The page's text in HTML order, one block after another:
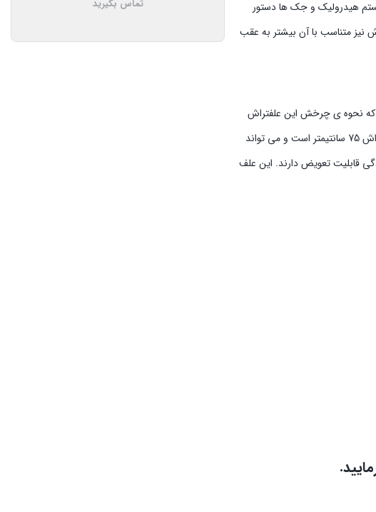
هیدرولیک و جک ها دستور
متناسب با آن بیشتر به عقب
اسب بخار می باشد. با توجه به این موضوع که نحوه ی چرخش این علفتراش
به طور کامل هیدرولیکی است، جهت عملکرد صحیح آن نیاز به نصب یک پمپ هیدرولیک و مخزن روغن حداقل 20 لیتری است. عرض کار این علفتراش 75 سانتیمتر است و می تواند
ها به سادگی قابلیت تعویض دارند. این علف
تماس بگیرید